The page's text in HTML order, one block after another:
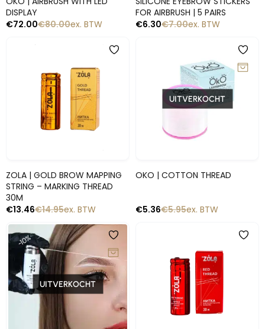
DISPLAY
€80.00
€72.00 ex. BTW
FOR AIRBRUSH | 5 PAIRS
€7.00
€6.30 ex. BTW
ZOLA | GOLD BROW MAPPING
STRING – MARKING THREAD
30M
€14.95
€13.46 ex. BTW
UITVERKOCHT
OKO | COTTON THREAD
€5.95
€5.36 ex. BTW
-10%
UITVERKOCHT